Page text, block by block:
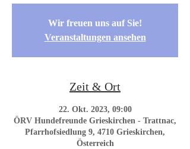
Wir freuen uns auf Sie!
Veranstaltungen ansehen
Zeit & Ort
22. Okt. 2023, 09:00
ÖRV Hundefreunde Grieskirchen - Trattnac,
Pfarrhofsiedlung 9, 4710 Grieskirchen,
Österreich